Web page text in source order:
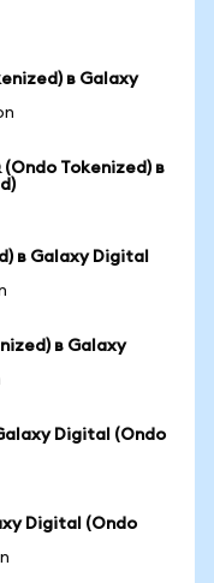
в Galaxy
Tokenized) в
в Galaxy Digital
в Galaxy
Digital (Ondo
Digital (Ondo